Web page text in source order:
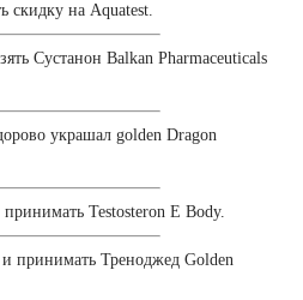
скидку на Aquatest.
Сустанон Balkan Pharmaceuticals
украшал golden Dragon
принимать Testosteron E Body.
и принимать Треноджед Golden